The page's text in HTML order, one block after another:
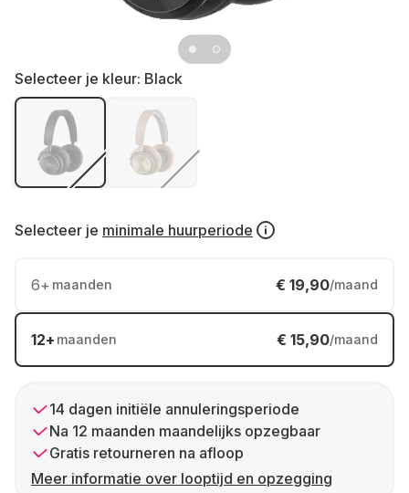
Selecteer je kleur: Black
Selecteer je minimale huurperiode
6+ maanden € 19,90/maand
12+ maanden € 15,90/maand
14 dagen initiële annuleringsperiode
Na 12 maanden maandelijks opzegbaar
Gratis retourneren na afloop
Meer informatie over looptijd en opzegging